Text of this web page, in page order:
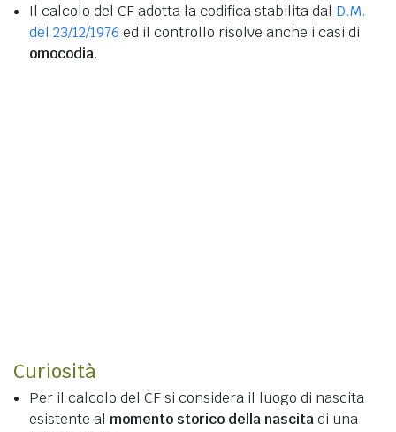
Il calcolo del CF adotta la codifica stabilita dal D.M.
del 23/12/1976 ed il controllo risolve anche i casi di
omocodia.
Curiosità
Per il calcolo del CF si considera il luogo di nascita
esistente al momento storico della nascitadi una